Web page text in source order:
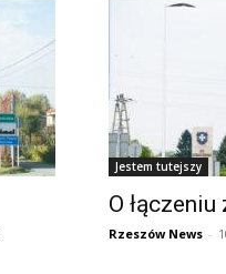
Jestem tutejszy
O
Rzeszów News -